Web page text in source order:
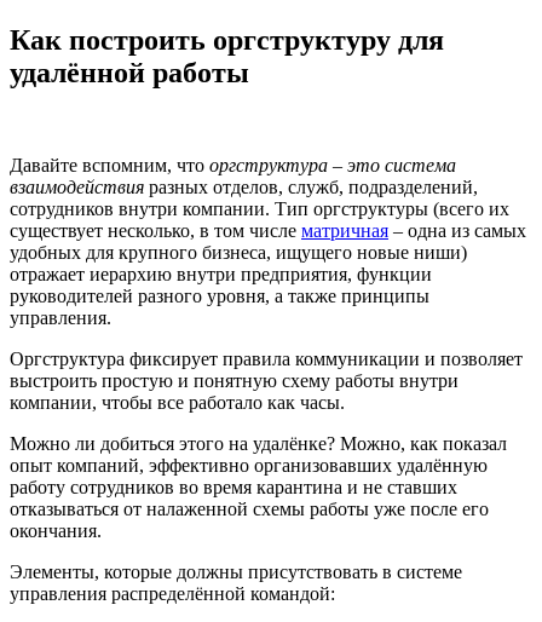
Как построить оргструктуру для
удалённой работы
Давайте вспомним, что оргструктура – это система
взаимодействия разных отделов, служб, подразделений,
сотрудников внутри компании. Тип оргструктуры (всего их
существует несколько, в том числе матричная – одна из самых
удобных для крупного бизнеса, ищущего новые ниши)
отражает иерархию внутри предприятия, функции
руководителей разного уровня, а также принципы
управления.
Оргструктура фиксирует правила коммуникации и позволяет
выстроить простую и понятную схему работы внутри
компании, чтобы все работало как часы.
Можно ли добиться этого на удалёнке? Можно, как показал
опыт компаний, эффективно организовавших удалённую
работу сотрудников во время карантина и не ставших
отказываться от налаженной схемы работы уже после его
окончания.
Элементы, которые должны присутствовать в системе
управления распределённой командой: